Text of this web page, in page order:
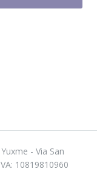
- Via San
10819810960